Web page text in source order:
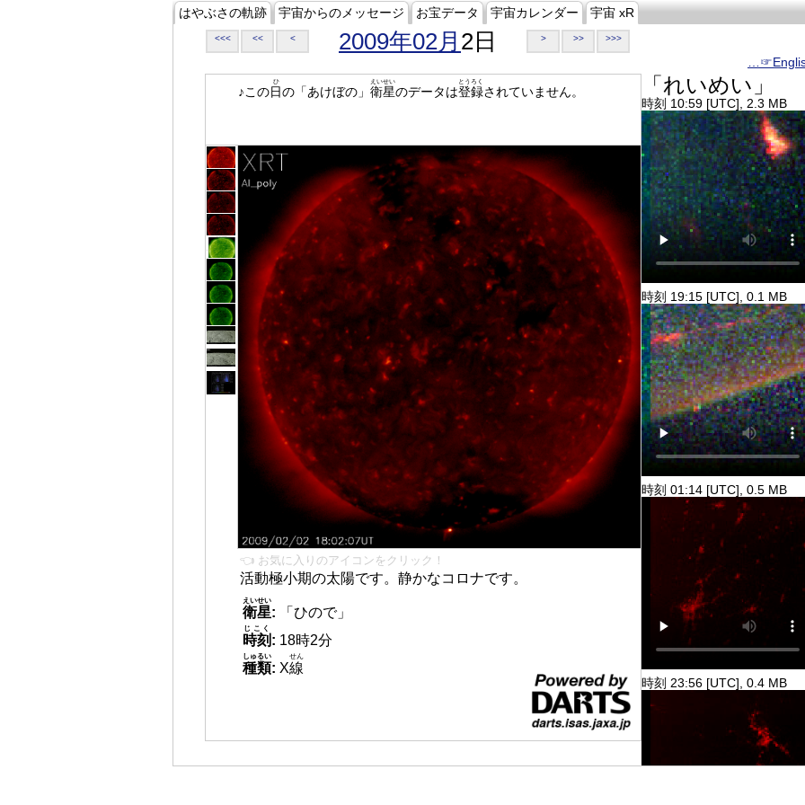
はやぶさの軌跡 宇宙からのメッセージ お宝データ 宇宙カレンダー 宇宙 xR
<<< << < 2009年02月 2日 > >> >>>
♪この日
ひ
の「あけぼの」 衛星
えいせい
のデータは登録
とうろく
されていません。
👈 お気に入りのアイコンをクリック！
活動極小期の太陽です。静かなコロナです。
衛星
えいせい
:
「ひので」
時刻
じこく
: 18時2分
種類
しゅるい
: X線
せん
「れいめい」
時刻 10:59 [UTC], 2.3 MB
時刻 19:15 [UTC], 0.1 MB
時刻 01:14 [UTC], 0.5 MB
時刻 23:56 [UTC], 0.4 MB